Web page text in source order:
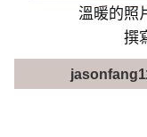
溫暖的照
撰